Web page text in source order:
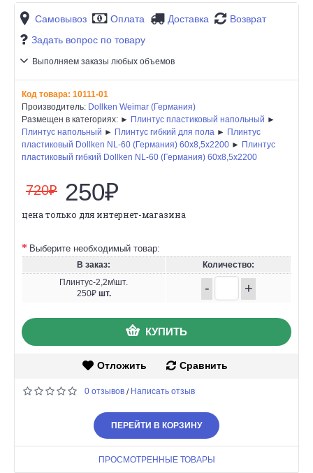
Самовывоз Оплата Доставка
Возврат
Задать вопрос по товару
Выполняем заказы любых объемов
Код товара: 10111-01
Производитель: Dollken Weimar (Германия)
Размещен в категориях: ► Плинтус пластиковый напольный ►
Плинтус напольный ► Плинтус гибкий для пола ► Плинтус
пластиковый Dollken NL-60 (Германия) 60x8,5x2200 ► Плинтус
пластиковый гибкий Dollken NL-60 (Германия) 60x8,5x2200
720₽ 250₽
цена только для интернет-магазина
Выберите необходимый товар:
В заказ:
Количество:
Плинтус-2,2м\шт.
250₽ шт. - +
КУПИТЬ
Отложить Сравнить
0 отзывов / Написать отзыв
ПЕРЕЙТИ В КОРЗИНУ
ПРОСМОТРЕННЫЕ ТОВАРЫ